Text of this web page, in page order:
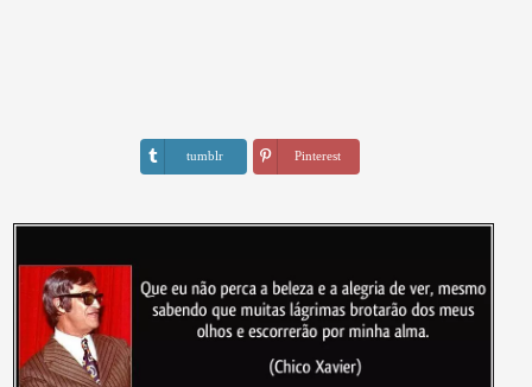
tumblr Pinterest